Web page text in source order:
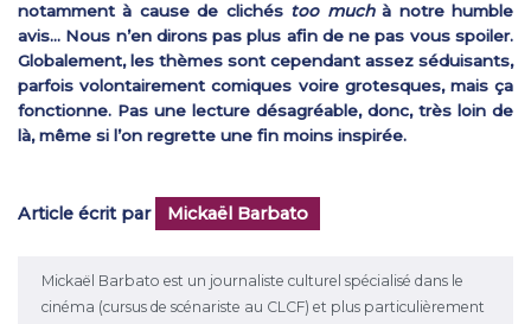
notamment à cause de clichés too muchà notre humble
avis… Nous n’en dirons pas plus afin de ne pas vous spoiler.
Globalement, les thèmes sont cependant assez séduisants,
parfois volontairement comiques voire grotesques, mais ça
fonctionne. Pas une lecture désagréable, donc, très loin de
là, même si l’on regrette une fin moins inspirée.
Article écrit par Mickaël Barbato
Mickaël Barbato est un journaliste culturel spécialisé dans le
cinéma (cursus de scénariste au CLCF) et plus particulièrement